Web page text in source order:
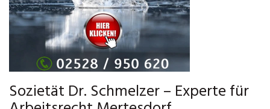
Sozietät Dr. Schmelzer – Experte für